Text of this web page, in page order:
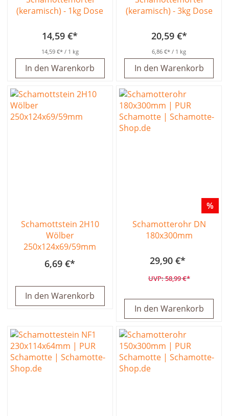
(keramisch) - 1kg Dose
14,59 €
14,59 € / 1 kg
In den Warenkorb
(keramisch) - 3kg Dose
20,59 €
6,86 € / 1 kg
In den Warenkorb
Schamottstein 2H10
Wölber
250x124x69/59mm
6,69 €
In den Warenkorb
%
Schamotterohr DN
180x300mm
29,90 €
58,99 €
In den Warenkorb